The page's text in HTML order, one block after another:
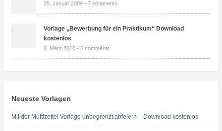
25. Januar 2009 - 7 comments
Vorlage „Bewerbung für ein Praktikum“ Download
kostenlos
6. März 2010 - 6 comments
Neueste Vorlagen
Mit der Muttizettel Vorlage unbegrenzt abfeiern – Download kostenlos